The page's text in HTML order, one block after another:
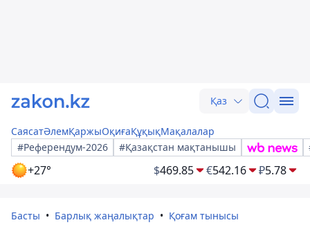
Қаз
СаясатӘлемҚаржыОқиғаҚұқықМақалалар
#Референдум-2026
#Қазақстан мақтанышы
+27° $469.85 €542.16 ₽5.78
Басты Барлық жаңалықтар Қоғам тынысы